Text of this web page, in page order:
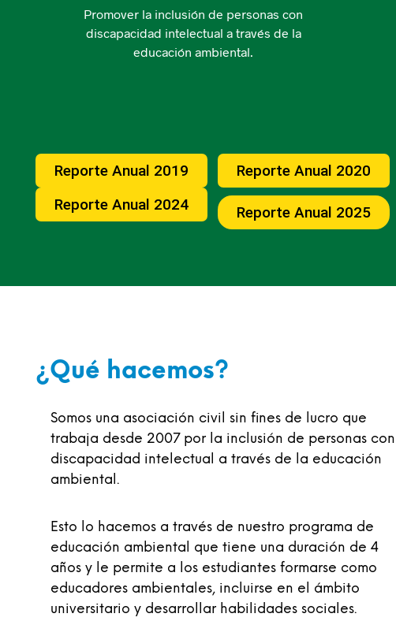
Promover la inclusión de personas con
discapacidad intelectual a través de la
educación ambiental.
Reporte Anual 2019 Reporte Anual 2020
Reporte Anual 2024
Reporte Anual 2025
¿Qué hacemos?
Somos una asociación civil sin fines de lucro que
trabaja desde 2007 por la inclusión de personas con
discapacidad intelectual a través de la educación
ambiental.
Esto lo hacemos a través de nuestro programa de
educación ambiental que tiene una duración de 4
años y le permite a los estudiantes formarse como
educadores ambientales, incluirse en el ámbito
universitario y desarrollar habilidades sociales.